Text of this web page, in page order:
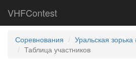
VHFContest
Соревнования
Уральская зорька
Таблица участников